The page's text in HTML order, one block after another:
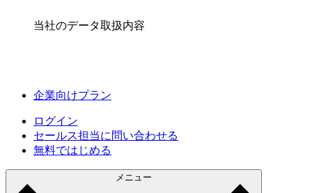
当社のデータ取扱内容
企業向けプラン
ログイン
セールス担当に問い合わせる
無料ではじめる
メニュー